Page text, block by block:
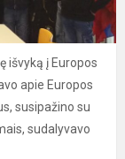
išvyką į Europos
apie Europos
susipažino su
sudalyvavo